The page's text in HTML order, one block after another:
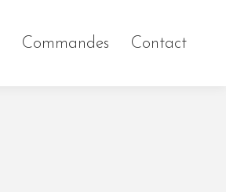
Commandes Contact